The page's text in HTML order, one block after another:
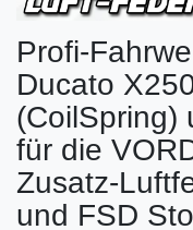
Profi-
Ducato
(CoilSpring)
für die
Zusatz-
und FSD